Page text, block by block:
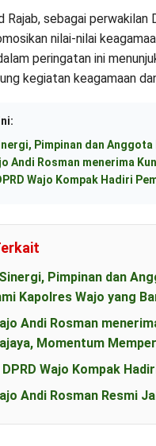
Rajab, sebagai perwakilan
nilai-nilai
peringatan ini
kegiatan keagamaan
Pimpinan dan Anggota
Andi Rosman menerima
Wajo Kompak Hadiri
Pimpinan dan
Kapolres Wajo yang
Andi Rosman
Momentum
Wajo Kompak
Andi Rosman Resmi